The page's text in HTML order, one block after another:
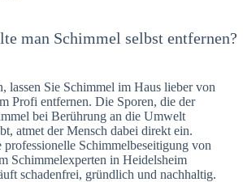
man Schimmel selbst entfernen?
lassen Sie Schimmel im Haus lieber von
Profi entfernen. Die Sporen, die der
bei Berührung an die Umwelt
atmet der Mensch dabei direkt ein.
professionelle Schimmelbeseitigung von
Schimmelexperten in Heidelsheim
schadenfrei, gründlich und nachhaltig.